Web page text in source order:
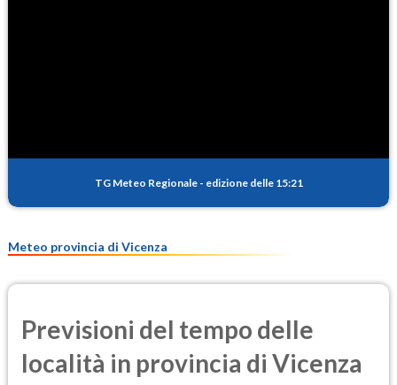
TG Meteo Regionale - edizione delle 15:21
Meteo provincia di Vicenza
Previsioni del tempo delle
località in provincia di Vicenza